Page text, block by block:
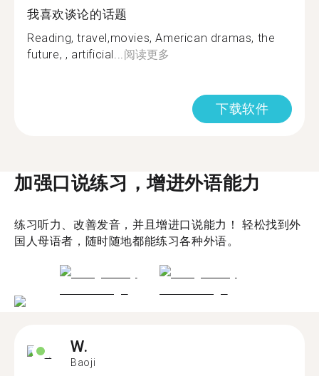
我喜欢谈论的话题
Reading, travel,movies, American dramas, the
future, , artificial... 阅读更多
下载软件
加强口说练习，增进外语能力
练习听力、改善发音，并且增进口说能力！ 轻松找到外
国人母语者，随时随地都能练习各种外语。
W.
Baoji